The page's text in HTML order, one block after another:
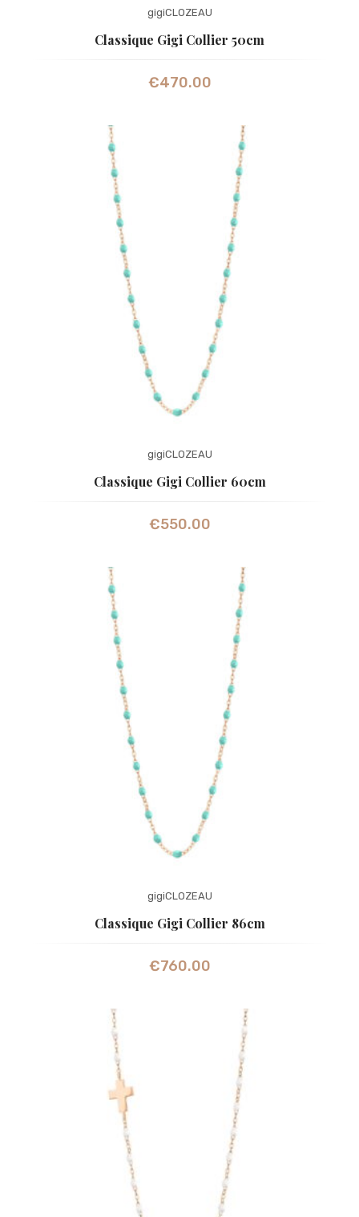
gigiCLOZEAU
Classique Gigi Collier 50cm
€470.00
gigiCLOZEAU
Classique Gigi Collier 60cm
€550.00
gigiCLOZEAU
Classique Gigi Collier 86cm
€760.00